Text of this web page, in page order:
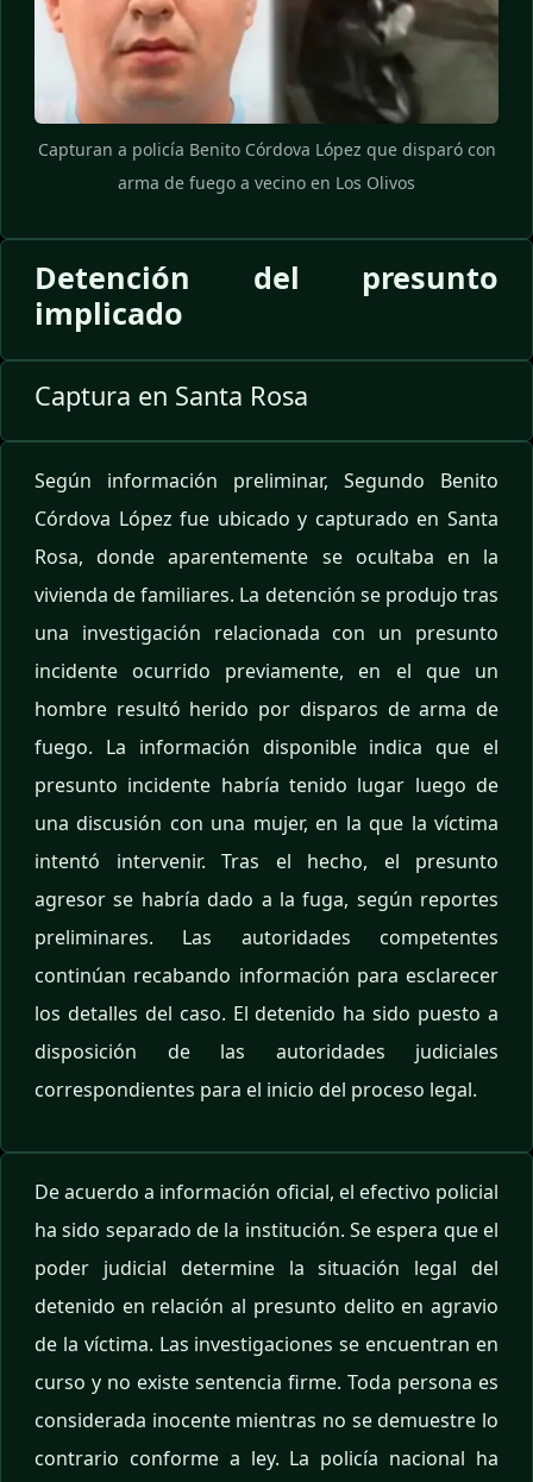
Capturan a policía Benito Córdova López que disparó con
arma de fuego a vecino en Los Olivos
Detención del presunto
implicado
Captura en Santa Rosa
Según información preliminar, Segundo Benito
Córdova López fue ubicado y capturado en Santa
Rosa, donde aparentemente se ocultaba en la
vivienda de familiares. La detención se produjo tras
una investigación relacionada con un presunto
incidente ocurrido previamente, en el que un
hombre resultó herido por disparos de arma de
fuego. La información disponible indica que el
presunto incidente habría tenido lugar luego de
una discusión con una mujer, en la que la víctima
intentó intervenir. Tras el hecho, el presunto
agresor se habría dado a la fuga, según reportes
preliminares. Las autoridades competentes
continúan recabando información para esclarecer
los detalles del caso. El detenido ha sido puesto a
disposición de las autoridades judiciales
correspondientes para el inicio del proceso legal.
De acuerdo a información oficial, el efectivo policial
ha sido separado de la institución. Se espera que el
poder judicial determine la situación legal del
detenido en relación al presunto delito en agravio
de la víctima. Las investigaciones se encuentran en
curso y no existe sentencia firme. Toda persona es
considerada inocente mientras no se demuestre lo
contrario conforme a ley. La policía nacional ha